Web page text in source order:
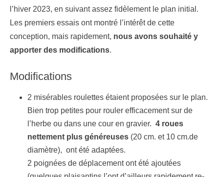
l’hiver 2023, en suivant assez fidèlement le plan initial.
Les premiers essais ont montré l’intérêt de cette
conception, mais rapidement, nous avons souhaité y
apporter des modifications.
Modifications
2 misérables roulettes étaient proposées sur le plan.
Bien trop petites pour rouler efficacement sur de
l’herbe ou dans une cour en gravier. 4 roues
nettement plus généreuses (20 cm. et 10 cm.de
diamètre), ont été adaptées.
2 poignées de déplacement ont été ajoutées